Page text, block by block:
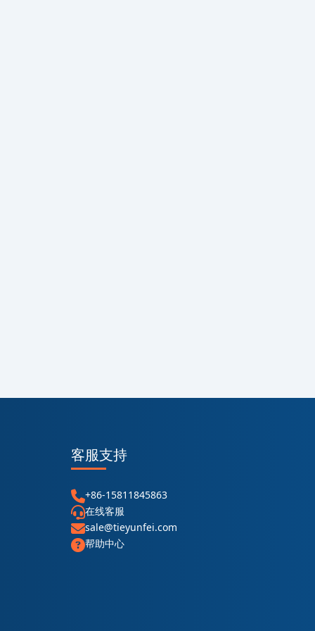
客服支持
+86-15811845863
在线客服
sale@tieyunfei.com
帮助中心